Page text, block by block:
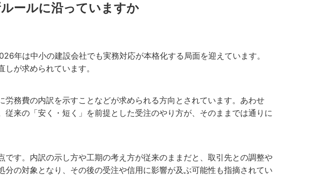
ールに沿っていますか
年は中小の建設会社でも実務対応が本格化する局面を迎えています。
が求められています。
務費の内訳を示すことなどが求められる方向とされています。あわせ
来の「安く・短く」を前提とした受注のやり方が、そのままでは通りに
す。内訳の示し方や工期の考え方が従来のままだと、取引先との調整や
の対象となり、その後の受注や信用に影響が及ぶ可能性も指摘されてい